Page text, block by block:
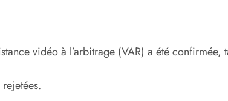
vidéo à l’arbitrage (VAR) a été